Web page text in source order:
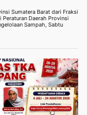
Sumatera Barat dari Fraksi
Daerah Provinsi
Sampah, Sabtu